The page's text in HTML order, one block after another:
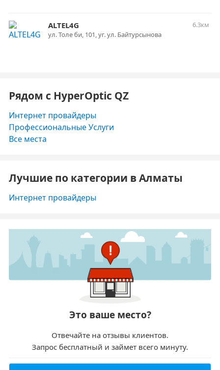
ALTEL4G
6.3км
ул. Толе би, 101, уг. ул. Байтурсынова
Рядом с HyperOptic QZ
Интернет провайдеры
Профессиональные Услуги
Все места
Лучшие по категории в Алматы
Интернет провайдеры
Это ваше место?
Отвечайте на отзывы клиентов.
Запрос бесплатный и займет всего минуту.